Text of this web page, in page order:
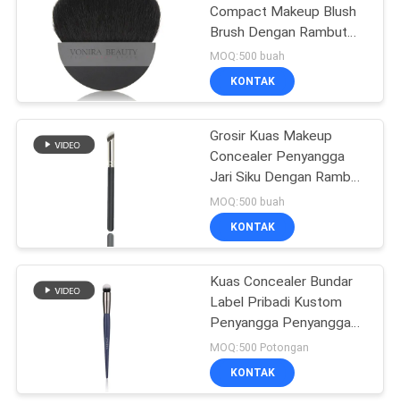
Kuas Rias Rambut
Alami
kuas makeup
sintetis
89
Compact Makeup Blush
Brush Dengan Rambut
Kambing XGF
MOQ:500 buah
KONTAK
Grosir Kuas Makeup
Concealer Penyangga
Jari Siku Dengan Rambut
Sintetis Disesuaikan
Logo
MOQ:500 buah
KONTAK
Kuas Concealer Bundar
Label Pribadi Kustom
Penyangga Penyangga
Sintetis Tanpa Cela
MOQ:500 Potongan
KONTAK